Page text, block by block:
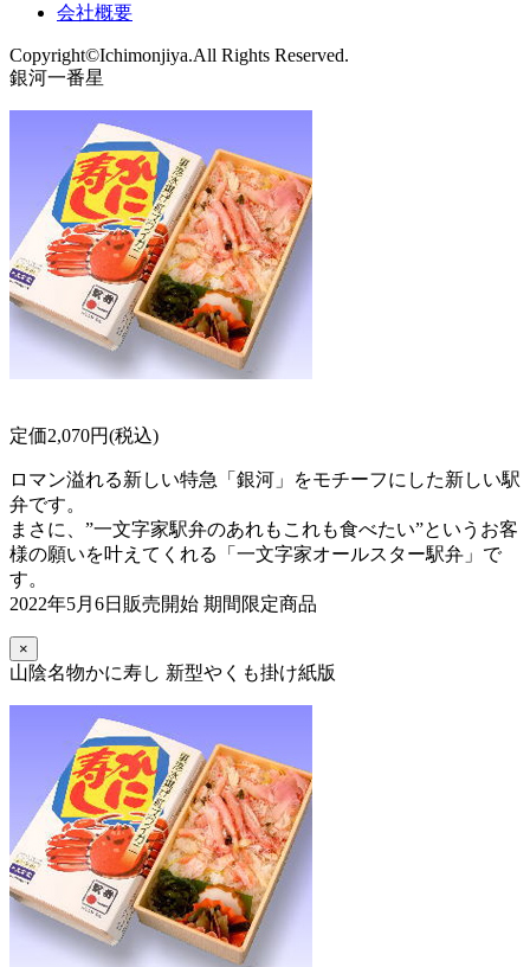
会社概要
Copyright©Ichimonjiya.All Rights Reserved.
銀河一番星
定価2,070円(税込)
ロマン溢れる新しい特急「銀河」をモチーフにした新しい駅
弁です。
まさに、”一文字家駅弁のあれもこれも食べたい”というお客
様の願いを叶えてくれる「一文字家オールスター駅弁」で
す。
2022年5月6日販売開始 期間限定商品
×
山陰名物かに寿し 新型やくも掛け紙版